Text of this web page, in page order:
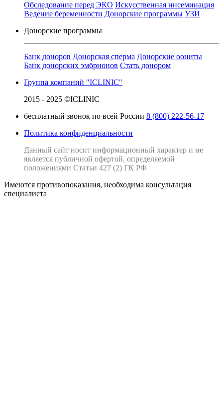
Обследование перед ЭКО Искусственная инсеминация
Ведение беременности Донорские программы УЗИ
Донорские программы
Банк доноров Донорская сперма Донорские ооциты
Банк донорских эмбрионов Стать донором
Группа компаний "ICLINIC"
2015 - 2025 ©ICLINIC
бесплатный звонок по всей России 8 (800) 222-56-17
Политика конфиденциальности
Данный сайт носит информационный характер и не
является публичной офертой, определяемой
положениями Статьи 427 (2) ГК РФ
Имеются противопоказания, необходима консультация
специалиста